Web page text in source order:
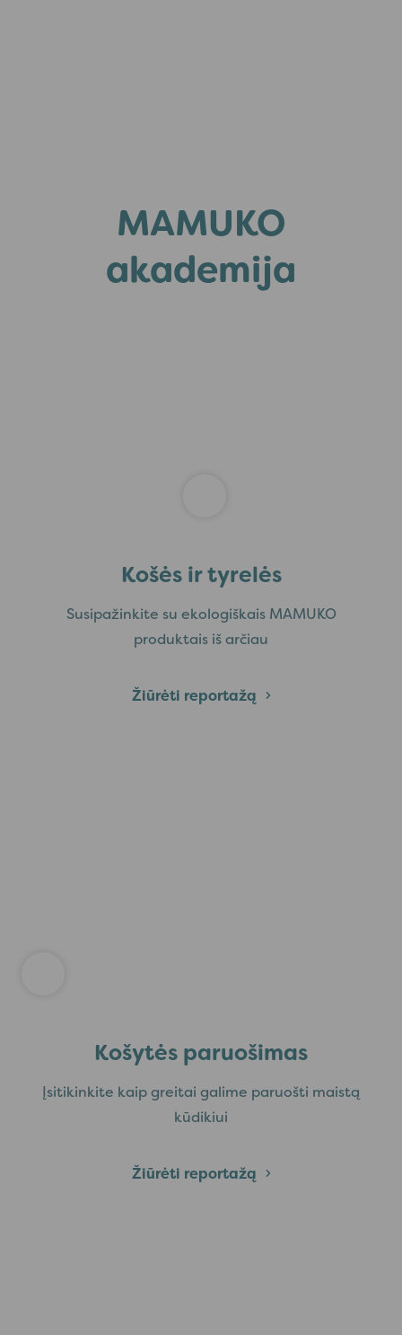
MAMUKO
akademija
Košės ir tyrelės
Susipažinkite su ekologiškais MAMUKO
produktais iš arčiau
Žiūrėti reportažą
Košytės paruošimas
Įsitikinkite kaip greitai galime paruošti maistą
kūdikiui
Žiūrėti reportažą